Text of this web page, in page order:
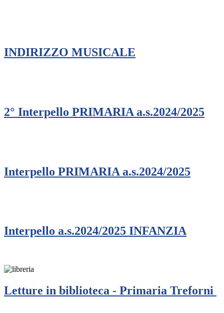
INDIRIZZO MUSICALE
2° Interpello PRIMARIA a.s.2024/2025
Interpello PRIMARIA a.s.2024/2025
Interpello a.s.2024/2025 INFANZIA
Letture in biblioteca - Primaria Treforni